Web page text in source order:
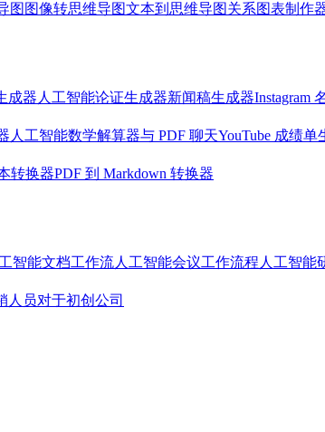
图 图像转思维导图文本到思维导图关系图表制作
成器 人工智能论证生成器新闻稿生成器Instagram
人工智能数学解算器与 PDF 聊天YouTube 成绩单
转换器PDF 到 Markdown 转换器
智能文档工作流人工智能会议工作流程人工智能
人员对于初创公司